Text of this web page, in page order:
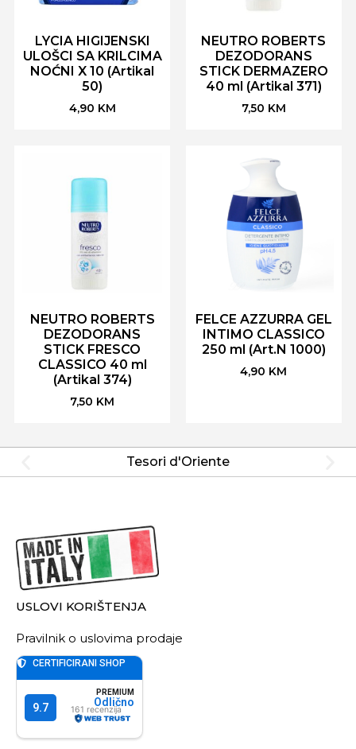
LYCIA HIGIJENSKI
ULOŠCI SA KRILCIMA
NOĆNI X 10 (Artikal
50)
4,90 KM
NEUTRO ROBERTS
DEZODORANS
STICK DERMAZERO
40 ml (Artikal 371)
7,50 KM
NEUTRO ROBERTS
DEZODORANS
STICK FRESCO
CLASSICO 40 ml
(Artikal 374)
7,50 KM
FELCE AZZURRA GEL
INTIMO CLASSICO
250 ml (Art.N 1000)
4,90 KM
Tesori d'Oriente
USLOVI KORIŠTENJA
Pravilnik o uslovima prodaje